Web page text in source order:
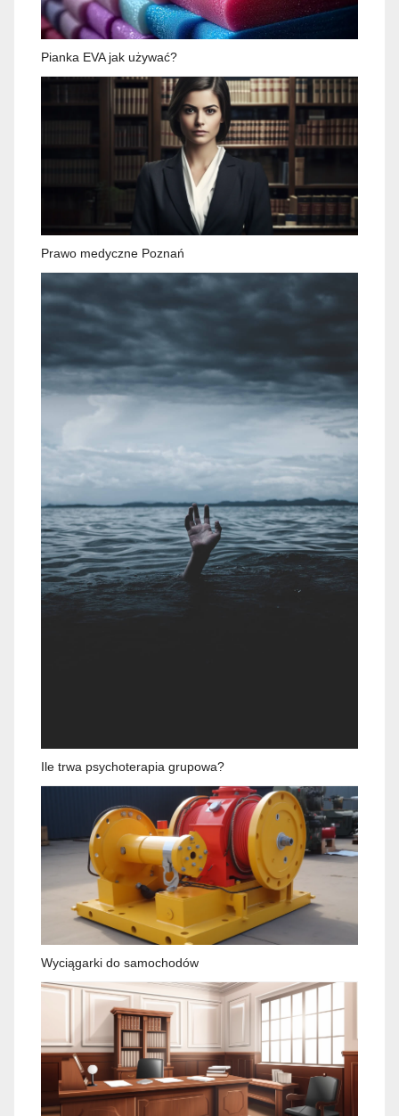
Pianka EVA jak używać?
Prawo medyczne Poznań
Ile trwa psychoterapia grupowa?
Wyciągarki do samochodów